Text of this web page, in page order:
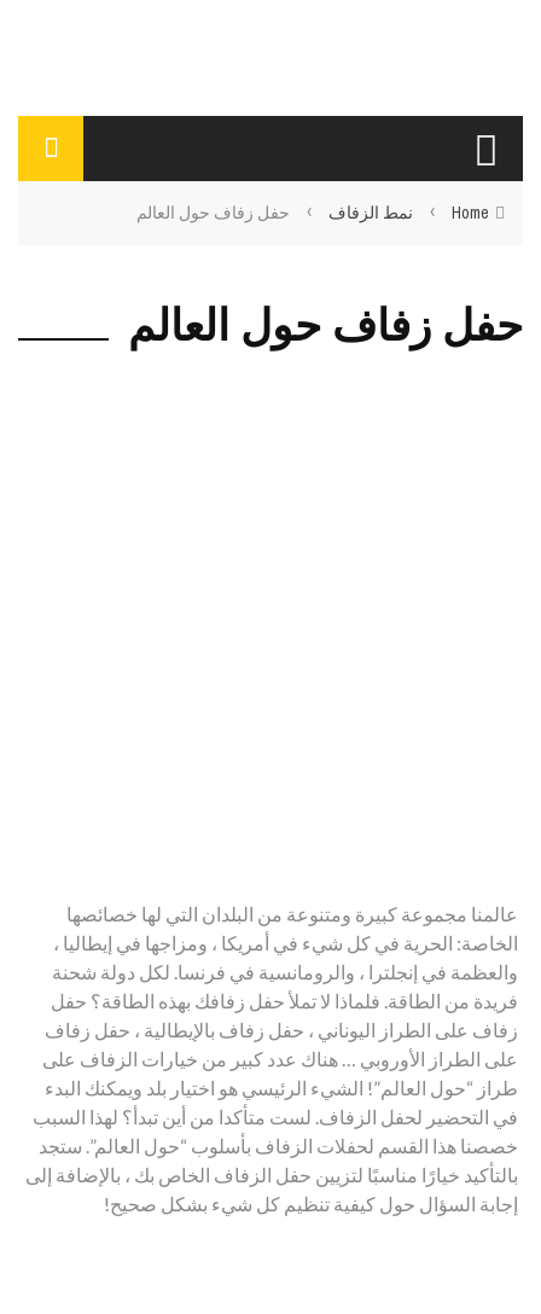
Home
› نمط الزفاف › حفل زفاف حول العالم
حفل زفاف حول العالم
عالمنا مجموعة كبيرة ومتنوعة من البلدان التي لها خصائصها
الخاصة: الحرية في كل شيء في أمريكا ، ومزاجها في إيطاليا ،
والعظمة في إنجلترا ، والرومانسية في فرنسا. لكل دولة شحنة
فريدة من الطاقة. فلماذا لا تملأ حفل زفافك بهذه الطاقة؟ حفل
زفاف على الطراز اليوناني ، حفل زفاف بالإيطالية ، حفل زفاف
على الطراز الأوروبي … هناك عدد كبير من خيارات الزفاف على
طراز “حول العالم”! الشيء الرئيسي هو اختيار بلد ويمكنك البدء
في التحضير لحفل الزفاف. لست متأكدا من أين تبدأ؟ لهذا السبب
خصصنا هذا القسم لحفلات الزفاف بأسلوب “حول العالم”. ستجد
بالتأكيد خيارًا مناسبًا لتزيين حفل الزفاف الخاص بك ، بالإضافة إلى
إجابة السؤال حول كيفية تنظيم كل شيء بشكل صحيح!